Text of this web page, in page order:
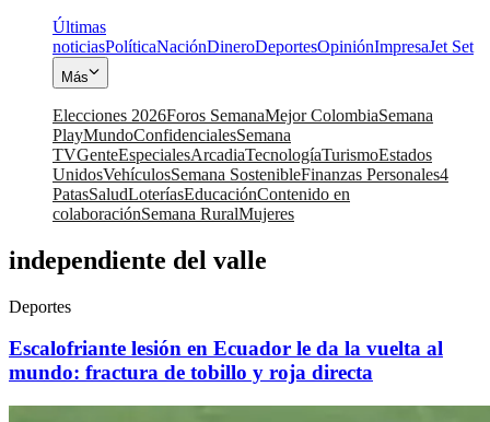
Últimas
noticiasPolíticaNaciónDineroDeportesOpiniónImpresaJet Set
Más
Elecciones 2026Foros SemanaMejor ColombiaSemana
PlayMundoConfidencialesSemana
TVGenteEspecialesArcadiaTecnologíaTurismoEstados
UnidosVehículosSemana SostenibleFinanzas Personales4
PatasSaludLoteríasEducaciónContenido en
colaboraciónSemana RuralMujeres
independiente del valle
Deportes
Escalofriante lesión en Ecuador le da la vuelta al
mundo: fractura de tobillo y roja directa